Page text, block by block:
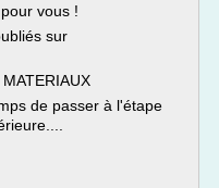
vous !
sur
de passer à l'étape